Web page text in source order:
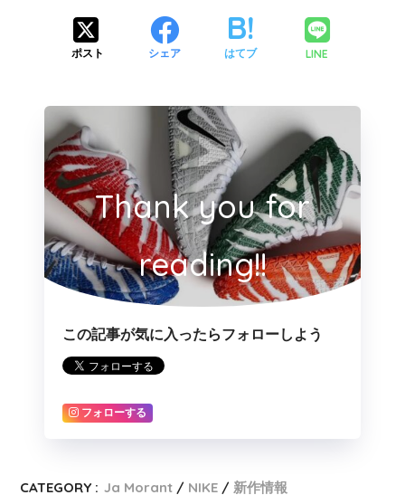
ポスト シェア はてブ LINE
Thank you for
reading!!
この記事が気に入ったらフォローしよう
フォローする
CATEGORY : Ja Morant NIKE 新作情報